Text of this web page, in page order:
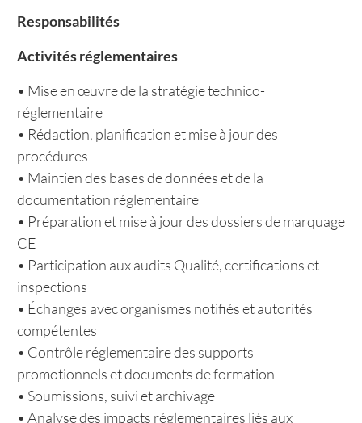
Responsabilités
Activités réglementaires
• Mise en œuvre de la stratégie technico-
réglementaire
• Rédaction, planification et mise à jour des
procédures
• Maintien des bases de données et de la
documentation réglementaire
• Préparation et mise à jour des dossiers de marquage
CE
• Participation aux audits Qualité, certifications et
inspections
• Échanges avec organismes notifiés et autorités
compétentes
• Contrôle réglementaire des supports
promotionnels et documents de formation
• Soumissions, suivi et archivage
• Analyse des impacts réglementaires liés aux